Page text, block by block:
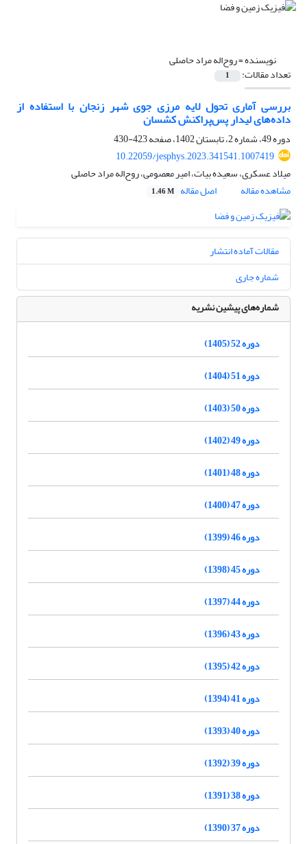
نویسنده =روح‌اله مراد حاصلی
تعداد مقالات: 1
بررسی آماری تحول لایه مرزی جوی شهر زنجان با استفاده از
داده‌های لیدار پس‌پراکنش کشسان
دوره 49، شماره 2، تابستان 1402، صفحه
423-430
10.22059/jesphys.2023.341541.1007419
میلاد عسکری، سعیده بیات، امیر معصومی، روح‌اله مراد حاصلی
مشاهده مقاله
اصل مقاله 1.46 M
مقالات آماده انتشار
شماره جاری
شماره‌های پیشین نشریه
دوره 52 (1405)
دوره 51 (1404)
دوره 50 (1403)
دوره 49 (1402)
دوره 48 (1401)
دوره 47 (1400)
دوره 46 (1399)
دوره 45 (1398)
دوره 44 (1397)
دوره 43 (1396)
دوره 42 (1395)
دوره 41 (1394)
دوره 40 (1393)
دوره 39 (1392)
دوره 38 (1391)
دوره 37 (1390)